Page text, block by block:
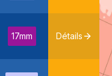
17mm Détails